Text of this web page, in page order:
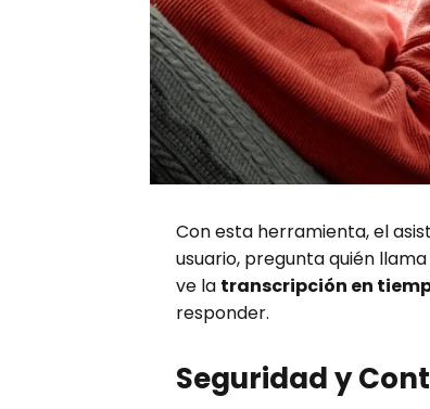
Con esta herramienta, el
usuario, pregunta quién
ve la transcripción en
responder.
Seguridad y